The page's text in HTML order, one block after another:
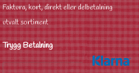
Faktura, kort, direkt eller delbetalning
utvalt sortiment
Trygg Betalning